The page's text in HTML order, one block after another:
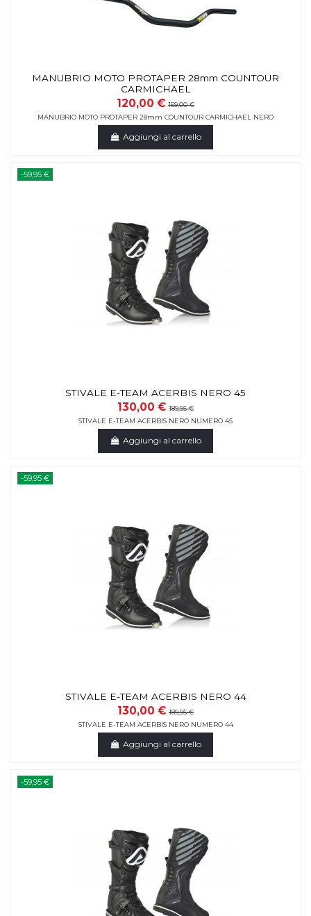
MANUBRIO MOTO PROTAPER 28mm COUNTOUR
CARMICHAEL
120,00 € 159,00 €
MANUBRIO MOTO PROTAPER 28mm COUNTOUR CARMICHAEL NERO
Aggiungi al carrello
-59,95 €
STIVALE E-TEAM ACERBIS NERO 45
130,00 € 189,95 €
STIVALE E-TEAM ACERBIS NERO NUMERO 45
Aggiungi al carrello
-59,95 €
STIVALE E-TEAM ACERBIS NERO 44
130,00 € 189,95 €
STIVALE E-TEAM ACERBIS NERO NUMERO 44
Aggiungi al carrello
-59,95 €